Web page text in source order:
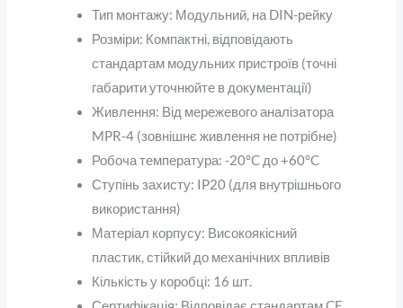
Тип монтажу: Модульний, на DIN-рейку
Розміри: Компактні, відповідають
стандартам модульних пристроїв (точні
габарити уточнюйте в документації)
Живлення: Від мережевого аналізатора
MPR-4 (зовнішнє живлення не потрібне)
Робоча температура: -20°C до +60°C
Ступінь захисту: IP20 (для внутрішнього
використання)
Матеріал корпусу: Високоякісний
пластик, стійкий до механічних впливів
Кількість у коробці: 16 шт.